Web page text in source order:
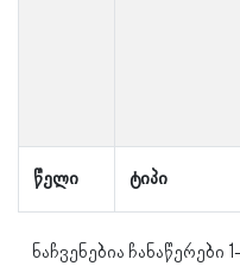
წელი ტიპი
ნაჩვენებია ჩანაწერები